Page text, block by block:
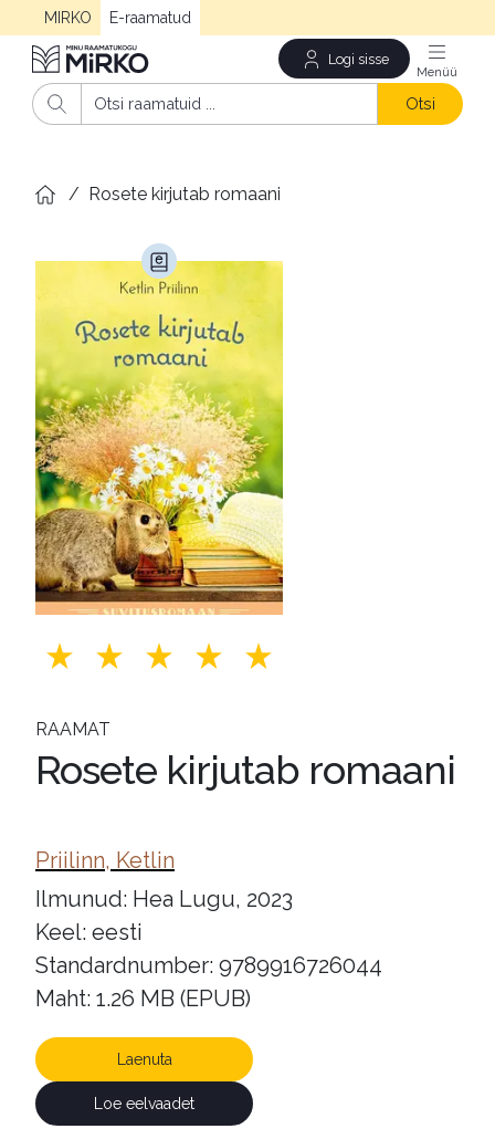
MIRKO E-raamatud
Logi sisse
Otsi
/ Rosete kirjutab romaani
RAAMAT
Rosete kirjutab romaani
Priilinn, Ketlin
Ilmunud: Hea Lugu, 2023
Keel: eesti
Standardnumber: 9789916726044
Maht: 1.26 MB (EPUB)
Laenuta
Loe eelvaadet